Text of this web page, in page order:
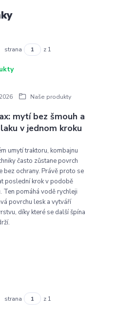
strana z 1
mytí bez šmouh a
v jednom kroku
2026 Naše produkty
umytí traktoru, kombajnu
často zůstane povrch
bez ochrany. Právě proto se
poslední krok v podobě
Ten pomáhá vodě rychleji
povrchu lesk a vytváří
díky které se další špína
strana z 1